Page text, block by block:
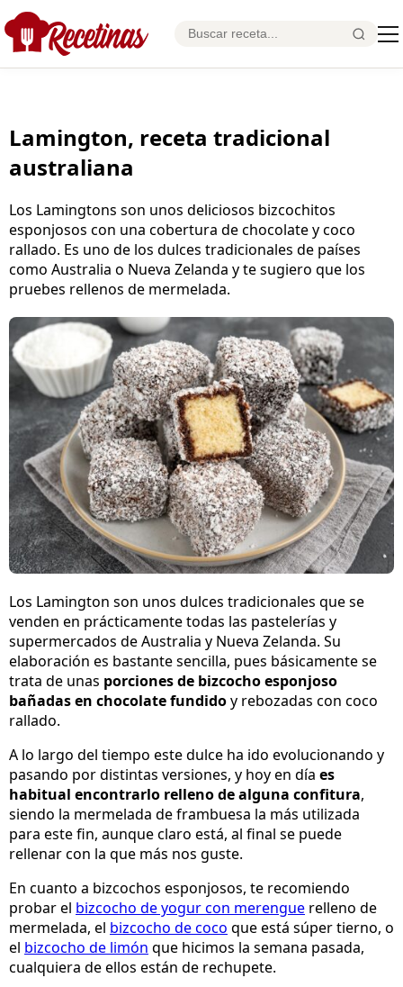
Lamington, receta tradicional
australiana
Los Lamingtons son unos deliciosos bizcochitos
esponjosos con una cobertura de chocolate y coco
rallado. Es uno de los dulces tradicionales de países
como Australia o Nueva Zelanda y te sugiero que los
pruebes rellenos de mermelada.
Los Lamington son unos dulces tradicionales que se
venden en prácticamente todas las pastelerías y
supermercados de Australia y Nueva Zelanda. Su
elaboración es bastante sencilla, pues básicamente se
trata de unas porciones de bizcocho esponjoso
bañadas en chocolate fundidoy rebozadas con coco
rallado.
A lo largo del tiempo este dulce ha ido evolucionando y
pasando por distintas versiones, y hoy en día es
habitual encontrarlo relleno de alguna confitura,
siendo la mermelada de frambuesa la más utilizada
para este fin, aunque claro está, al final se puede
rellenar con la que más nos guste.
En cuanto a bizcochos esponjosos, te recomiendo
probar el bizcocho de yogur con merengue relleno de
mermelada, el bizcocho de coco que está súper tierno, o
el bizcocho de limón que hicimos la semana pasada,
cualquiera de ellos están de rechupete.